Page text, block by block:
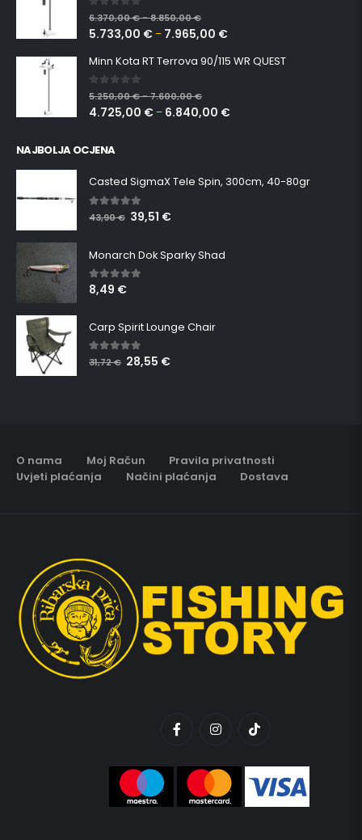
0 out of 5
6.370,00€–8.850,00€
5.733,00 € – 7.965,00 €
Minn Kota RT Terrova 90/115 WR QUEST
0 out of 5
5.250,00€–7.600,00€
4.725,00 € – 6.840,00 €
NAJBOLJA OCJENA
Casted SigmaX Tele Spin, 300cm, 40-80gr
5.00 out of 5
43,90€ 39,51 €
Monarch Dok Sparky Shad
5.00 out of 5
8,49 €
Carp Spirit Lounge Chair
5.00 out of 5
31,72€ 28,55 €
O nama Moj Račun
Pravila privatnosti
Uvjeti plaćanja
Načini plaćanja Dostava